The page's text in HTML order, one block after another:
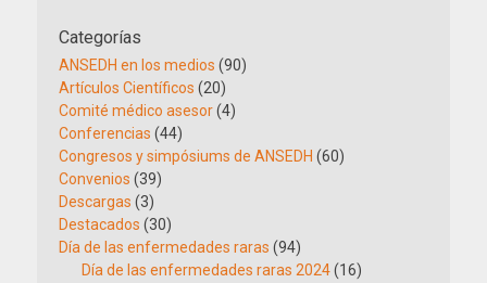
Categorías
ANSEDH en los medios (90)
Artículos Científicos (20)
Comité médico asesor(4)
Conferencias (44)
Congresos y simpósiums de ANSEDH (60)
Convenios (39)
Descargas (3)
Destacados (30)
Día de las enfermedades raras (94)
Día de las enfermedades raras 2024(16)